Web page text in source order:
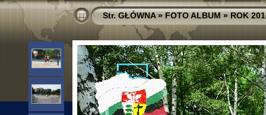
Str. GŁÓWNA»FOTO ALBUM»ROK